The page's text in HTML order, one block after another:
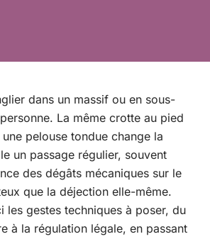
dans un massif ou en sous-
La même crotte au pied
une pelouse tondue change la
un passage régulier, souvent
des dégâts mécaniques sur le
que la déjection elle-même.
les gestes techniques à poser, du
à la régulation légale, en passant